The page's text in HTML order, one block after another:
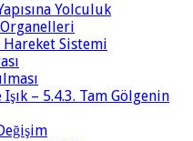
Yolculuk
Hareket Sistemi
– 5.4.3. Tam Gölgenin